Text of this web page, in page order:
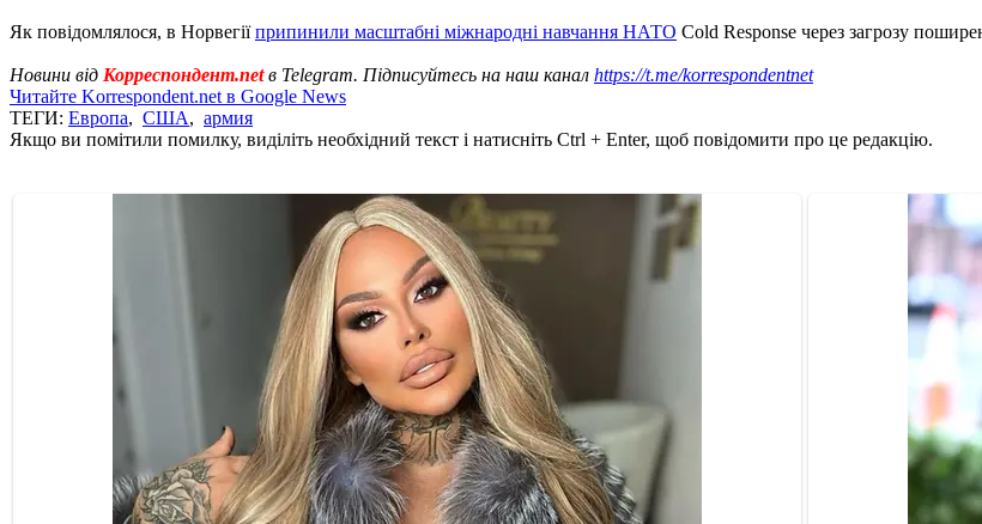
Як повідомлялося, в Норвегіїприпинили масштабні міжнародні навчання НАТО Cold Response через загрозу
Новини від Корреспондент.netв Telegram. Підписуйтесь на наш канал https://t.me/korrespondentnet
Читайте Korrespondent.net в Google News
ТЕГИ: Европа, США, армия
Якщо ви помітили помилку, виділіть необхідний текст і натисніть Ctrl + Enter, щоб повідомити про це редакцію.